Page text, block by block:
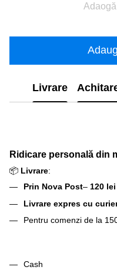
Livrare
Ridicare personală din
📦 Livrare:
Prin Nova Post– 120 lei
Livrare expres cu
Pentru comenzi de la
Cash